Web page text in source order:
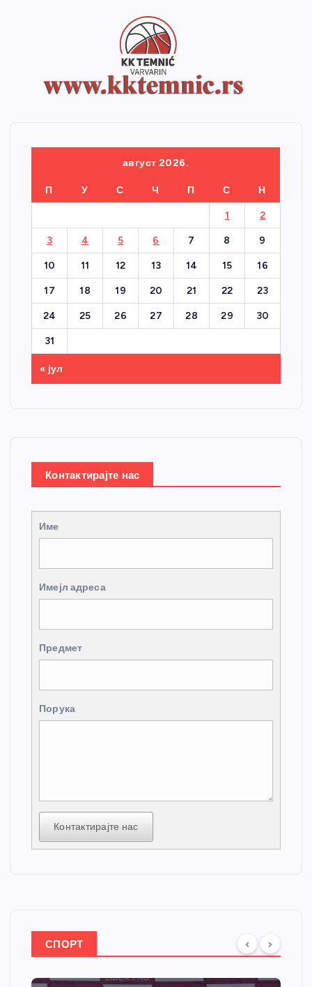
август 2026.
П У С Ч П С Н
1 2
3 4 5 6 7 8 9
10 11 12 13 14 15 16
17 18 19 20 21 22 23
24 25 26 27 28 29 30
31
« јул
Контактирајте нас
Име
Имејл адреса
Предмет
Порука
Контактирајте нас
СПОРТ